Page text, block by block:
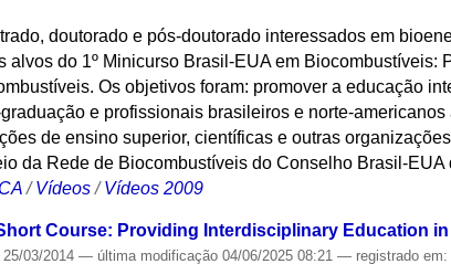
doutorado e pós-doutorado interessados em
alvos do 1º Minicurso Brasil-EUA em
Os objetivos foram: promover a educação
e profissionais brasileiros e norte-
de ensino superior, científicas e outras
da Rede de Biocombustíveis do Conselho Brasil-EUA
/Vídeos /Vídeos 2009
Course: Providing Interdisciplinary Education
25/03/2014— última modificação 04/06/2025 08:21— registrado